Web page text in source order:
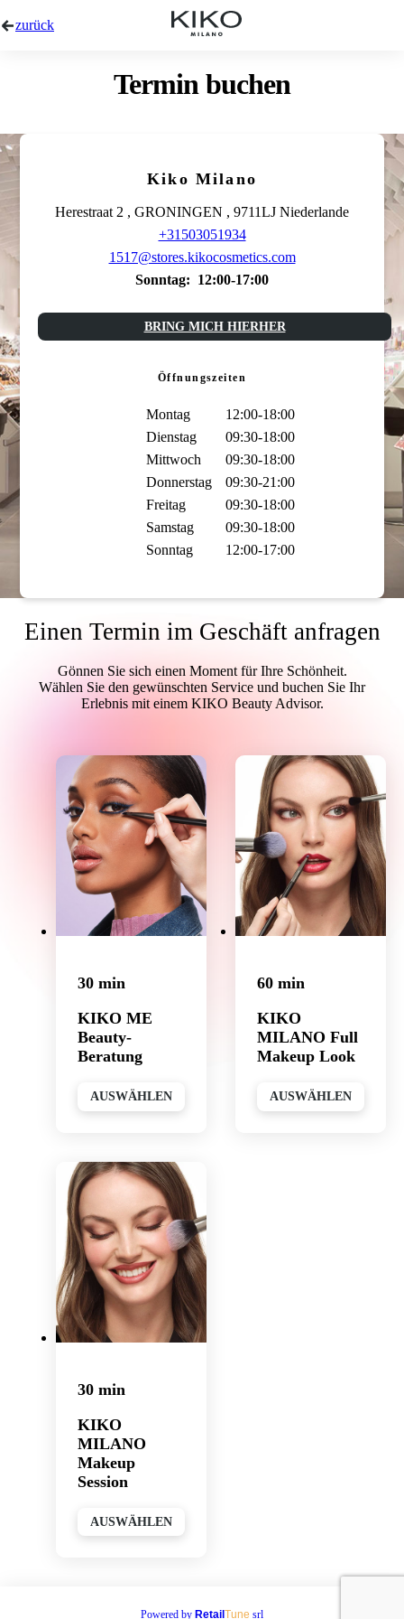
zurück
Termin buchen
Kiko Milano
Herestraat 2 , GRONINGEN , 9711LJ Niederlande
+31503051934
1517@stores.kikocosmetics.com
Sonntag: 12:00-17:00
BRING MICH HIERHER
Öffnungszeiten
Montag
12:00-18:00
Dienstag
09:30-18:00
Mittwoch
09:30-18:00
Donnerstag
09:30-21:00
Freitag
09:30-18:00
Samstag
09:30-18:00
Sonntag
12:00-17:00
Einen Termin im Geschäft anfragen
Gönnen Sie sich einen Moment für Ihre Schönheit.
Wählen Sie den gewünschten Service und buchen Sie Ihr
Erlebnis mit einem KIKO Beauty Advisor.
30 min
KIKO ME
Beauty-
Beratung
AUSWÄHLEN
60 min
KIKO
MILANO Full
Makeup Look
AUSWÄHLEN
30 min
KIKO
MILANO
Makeup
Session
AUSWÄHLEN
Powered by Retail Tune srl